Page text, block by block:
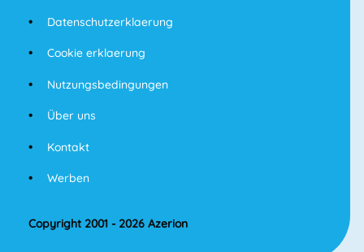
Datenschutzerklaerung
Cookie erklaerung
Nutzungsbedingungen
Über uns
Kontakt
Werben
Copyright 2001 - 2026 Azerion